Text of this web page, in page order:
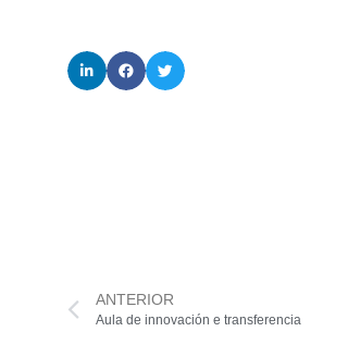
ANTERIOR
Aula de innovación e transferencia